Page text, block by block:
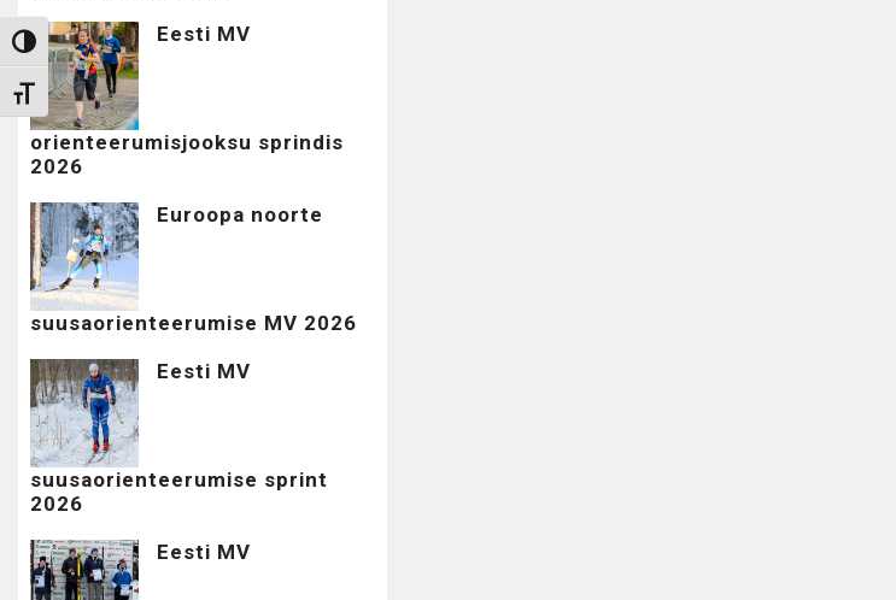
Toggle High Contrast
Toggle Font size
Eesti MV
orienteerumisjooksu sprindis
2026
Euroopa noorte
suusaorienteerumise MV 2026
Eesti MV
suusaorienteerumise sprint
2026
Eesti MV